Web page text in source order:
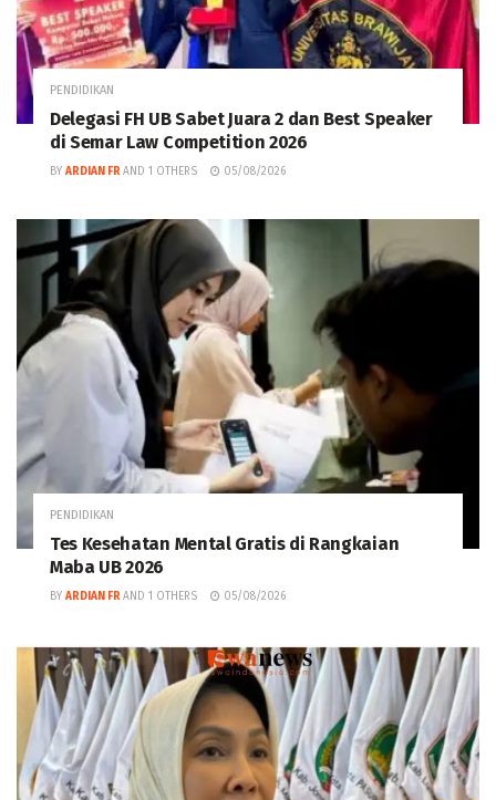
PENDIDIKAN
Delegasi FH UB Sabet Juara 2 dan Best Speaker
di Semar Law Competition 2026
BY ARDIAN FR AND 1 OTHERS 05/08/2026
PENDIDIKAN
Tes Kesehatan Mental Gratis di Rangkaian
Maba UB 2026
BY ARDIAN FR AND 1 OTHERS 05/08/2026